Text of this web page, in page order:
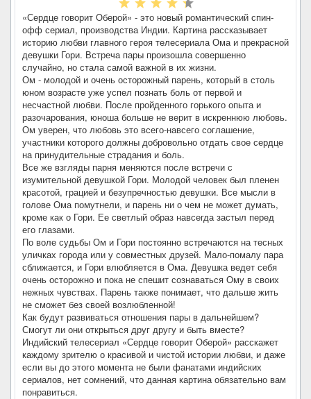
«Сердце говорит Оберой» - это новый романтический спин-
офф сериал, производства Индии. Картина рассказывает
историю любви главного героя телесериала Ома и прекрасной
девушки Гори. Встреча пары произошла совершенно
случайно, но стала самой важной в их жизни.
Ом - молодой и очень осторожный парень, который в столь
юном возрасте уже успел познать боль от первой и
несчастной любви. После пройденного горького опыта и
разочарования, юноша больше не верит в искреннюю любовь.
Ом уверен, что любовь это всего-навсего соглашение,
участники которого должны добровольно отдать свое сердце
на принудительные страдания и боль.
Все же взгляды парня меняются после встречи с
изумительной девушкой Гори. Молодой человек был пленен
красотой, грацией и безупречностью девушки. Все мысли в
голове Ома помутнели, и парень ни о чем не может думать,
кроме как о Гори. Ее светлый образ навсегда застыл перед
его глазами.
По воле судьбы Ом и Гори постоянно встречаются на тесных
уличках города или у совместных друзей. Мало-помалу пара
сближается, и Гори влюбляется в Ома. Девушка ведет себя
очень осторожно и пока не спешит сознаваться Ому в своих
нежных чувствах. Парень также понимает, что дальше жить
не сможет без своей возлюбленной!
Как будут развиваться отношения пары в дальнейшем?
Смогут ли они открыться друг другу и быть вместе?
Индийский телесериал «Сердце говорит Оберой» расскажет
каждому зрителю о красивой и чистой истории любви, и даже
если вы до этого момента не были фанатами индийских
сериалов, нет сомнений, что данная картина обязательно вам
понравиться.